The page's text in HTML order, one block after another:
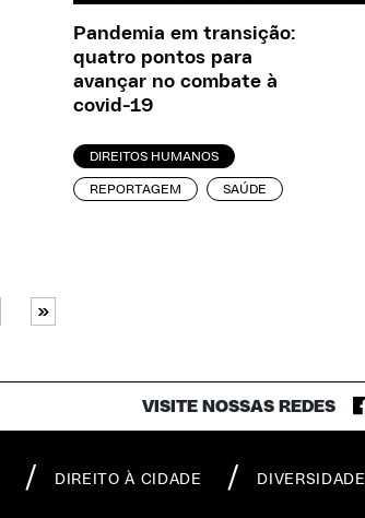
Pandemia em transição:
quatro pontos para
avançar no combate à
covid-19
DIREITOS HUMANOS
REPORTAGEM SAÚDE
»
VISITE NOSSAS REDES
DIREITO À CIDADE DIVERSIDADE